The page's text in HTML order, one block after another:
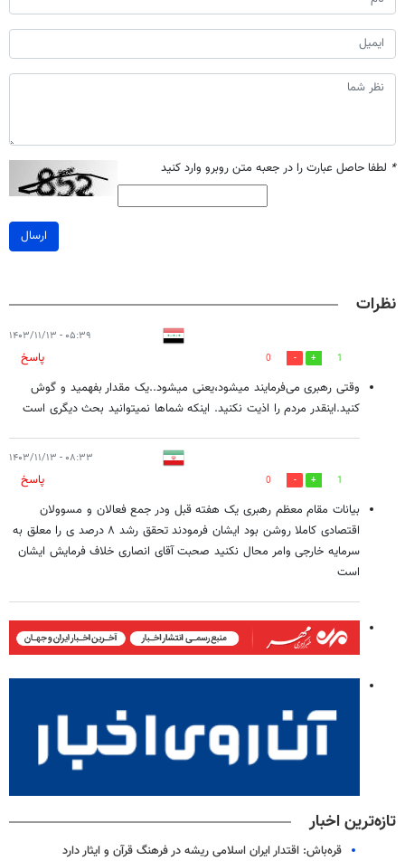
* لطفا حاصل عبارت را در جعبه متن روبرو وارد کنید
ارسال
نظرات
۰۵:۳۹ - ۱۴۰۳/۱۱/۱۳
1
0
پاسخ
وقتی رهبری می‌فرمایند میشود،یعنی میشود..یک مقدار بفهمید و گوش
کنید.اینقدر مردم را اذیت نکنید. اینکه شماها نمیتوانید بحث دیگری است
۰۸:۳۳ - ۱۴۰۳/۱۱/۱۳
1
0
پاسخ
بیانات مقام معظم رهبری یک هفته قبل ودر جمع فعالان و مسوولان
اقتصادی کاملا روشن بود ایشان فرمودند تحقق رشد ۸ درصد ی را معلق به
سرمایه خارجی وامر محال نکنید صحبت آقای انصاری خلاف فرمایش ایشان
است
تازه‌ترین اخبار
قره‌باش: اقتدار ایران اسلامی ریشه در فرهنگ قرآن و ایثار دارد